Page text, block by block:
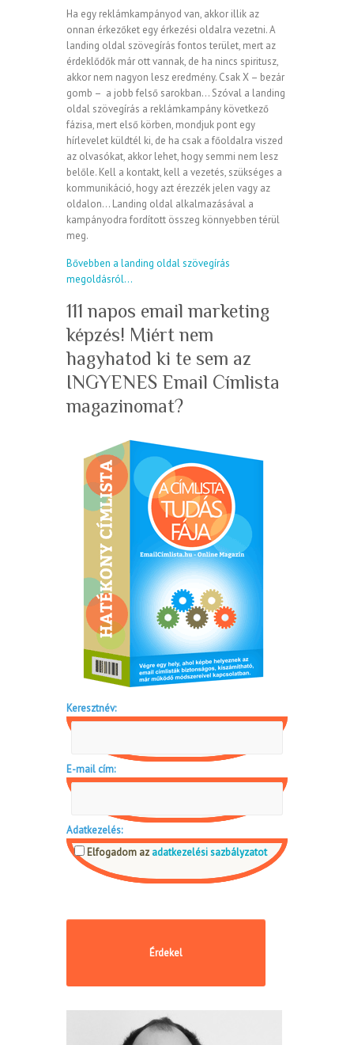
Ha egy reklámkampányod van, akkor illik az
onnan érkezőket egy érkezési oldalra vezetni. A
landing oldal szövegírás fontos terület, mert az
érdeklődők már ott vannak, de ha nincs spiritusz,
akkor nem nagyon lesz eredmény. Csak X – bezár
gomb – a jobb felső sarokban… Szóval a landing
oldal szövegírás a reklámkampány következő
fázisa, mert első körben, mondjuk pont egy
hírlevelet küldtél ki, de ha csak a főoldalra viszed
az olvasókat, akkor lehet, hogy semmi nem lesz
belőle. Kell a kontakt, kell a vezetés, szükséges a
kommunikáció, hogy azt érezzék jelen vagy az
oldalon… Landing oldal alkalmazásával a
kampányodra fordított összeg könnyebben térül
meg.
Bővebben a landing oldal szövegírás
megoldásról…
111 napos email marketing
képzés! Miért nem
hagyhatod ki te sem az
INGYENES Email Címlista
magazinomat?
Keresztnév:
E-mail cím:
Adatkezelés:
Elfogadom az adatkezelési sazbályzatot